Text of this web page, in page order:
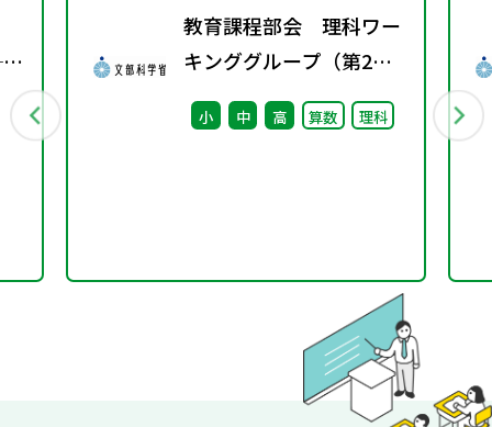
教育課程部会 理科ワー
キンググループ（第2
回） 配付資料
小 中 高 算数 理科